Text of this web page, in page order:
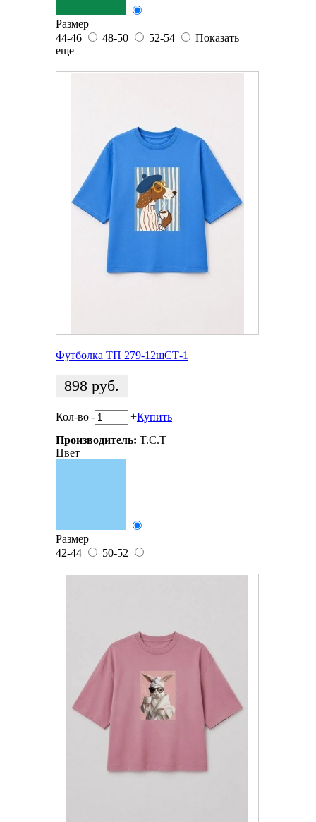
Размер
44-46
48-50 52-54
Показать
еще
Футболка ТП 279-12шСТ-1
898 руб.
Кол-во- +Купить
Производитель: T.C.T
Цвет
Размер
42-44
50-52